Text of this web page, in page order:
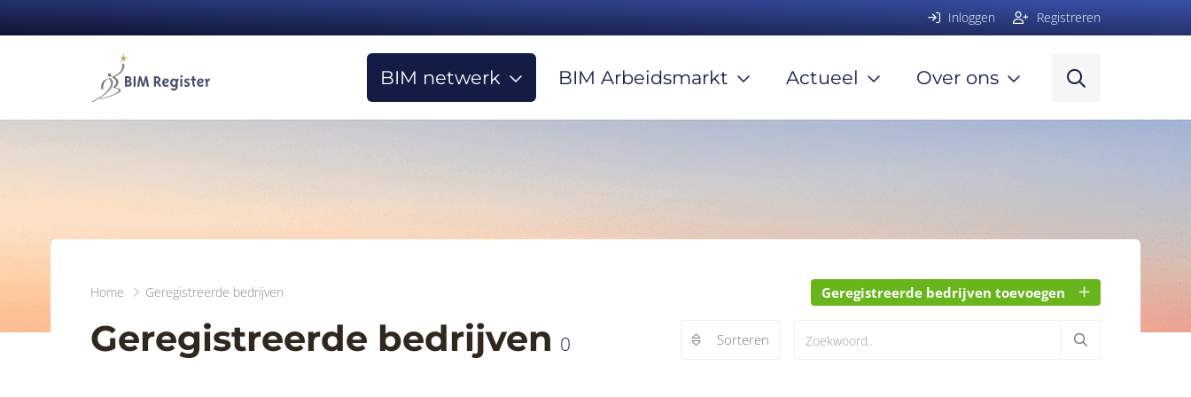
Home Geregistreerde bedrijven
Geregistreerde bedrijven 0 Sorteren
Geregistreerde bedrijven toevoegen
Inloggen Registreren
BIM netwerk BIM Arbeidsmarkt Actueel Over ons